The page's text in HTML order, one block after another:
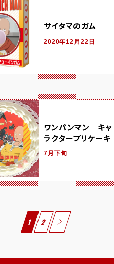
サイタマのガム
2020年12月22日
ワンパンマン キャ
ラクタープリケーキ
7月下旬
1 2